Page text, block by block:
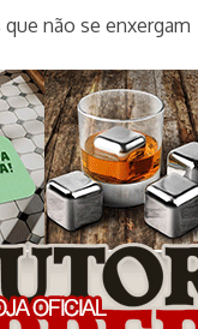
não se enxergam